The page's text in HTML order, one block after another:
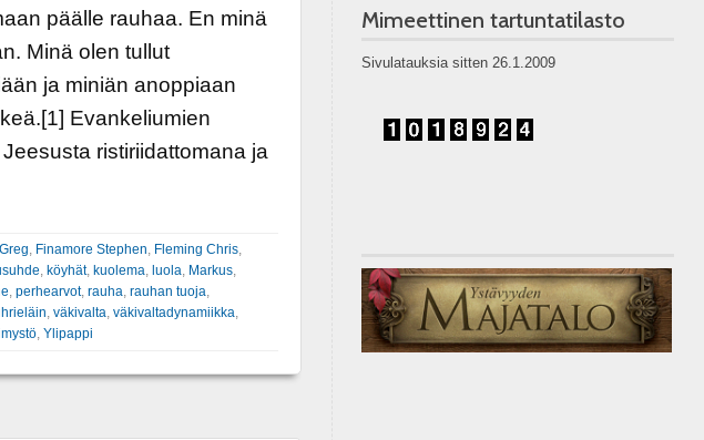
päälle rauhaa. En minä
Minä olen tullut
ja miniän anoppiaan
Evankeliumien
ristiriidattomana ja
, Finamore Stephen, Fleming Chris,
, köyhät, kuolema, luola, Markus,
, perhearvot, rauha, rauhan tuoja,
, väkivalta, väkivaltadynamiikka,
, Ylipappi
Mimeettinen tartuntatilasto
Sivulatauksia sitten 26.1.2009